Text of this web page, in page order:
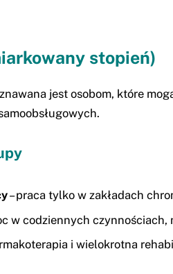
stopień)
jest osobom, które
– praca tylko w zakładach
w codziennych czynnościach,
i wielokrotna